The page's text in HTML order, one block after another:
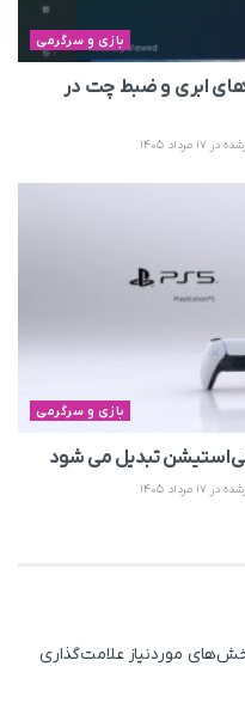
بازی و سرگرمی
ابری و ضبط چت در
بازی و سرگرمی
تبدیل می‌ شود
موردنیاز علامت‌گذاری